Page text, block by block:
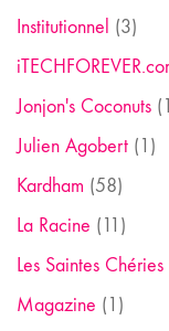
Institutionnel (3)
Jonjon's Coconuts
Julien Agobert (1)
Kardham (58)
La Racine (11)
Les Saintes Chéries
Magazine (1)